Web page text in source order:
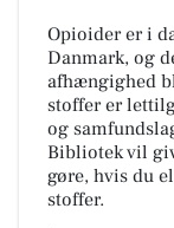
Opioider er i
Danmark, og
afhængighed
stoffer er
og
Bibliotek vil
gøre, hvis du
stoffer.